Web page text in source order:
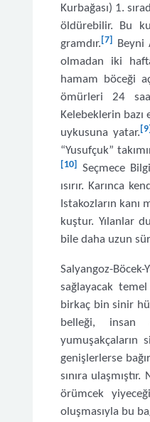
Kurbağası) 1.
öldürebilir. Bu
gramdır. [7]
Beyni
olmadan iki
hamam böceği
ömürleri 24
Kelebeklerin
uykusuna yatar. [9]
“Yusufçuk”
[10]
Seçmece
ısırır. Karınca
Istakozların
kuştur. Yılanlar
bile daha uzun
Salyangoz-
sağlayacak
birkaç bin sinir
belleği, insan
yumuşakçaların
genişlerlerse
sınıra
örümcek
oluşmasıyla bu